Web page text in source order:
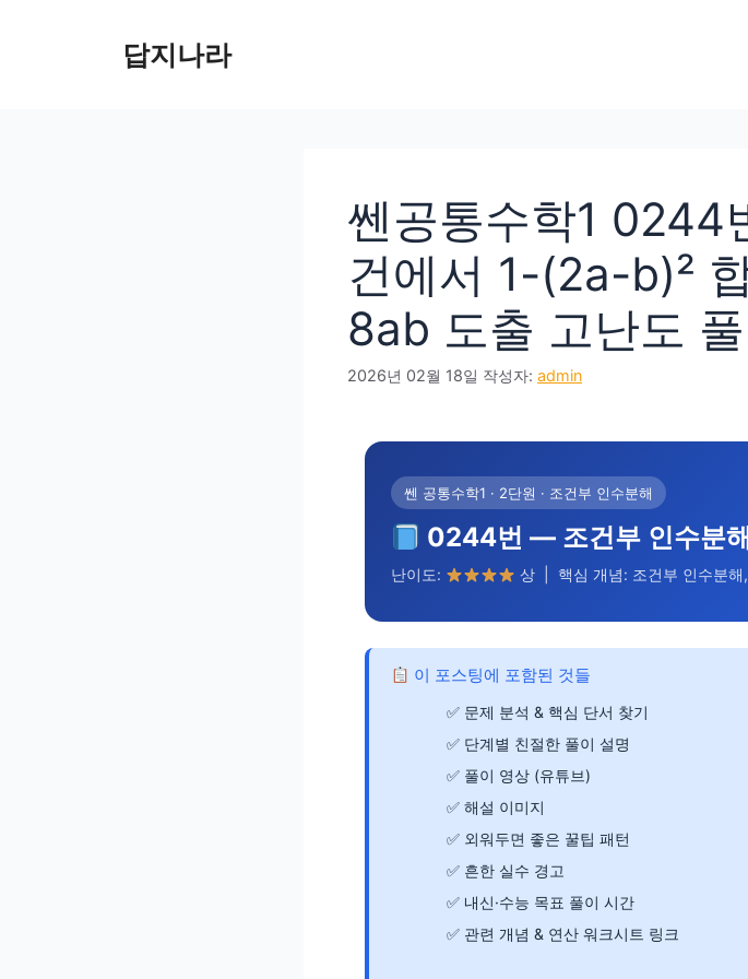
답지나라
쎈공통수학1 0244
건에서 1-(2a-b)²
8ab 도출 고난도
2026년 02월 18일 작성자: admin
쎈 공통수학1 · 2단원 · 조건부 인수분해
0244번 — 조건부 인수분
난이도: 상 | 핵심 개념: 조건부 인수분해
이 포스팅에 포함된 것들
문제 분석 & 핵심 단서 찾기
단계별 친절한 풀이 설명
풀이 영상 (유튜브)
해설 이미지
외워두면 좋은 꿀팁 패턴
흔한 실수 경고
내신·수능 목표 풀이 시간
관련 개념 & 연산 워크시트 링크